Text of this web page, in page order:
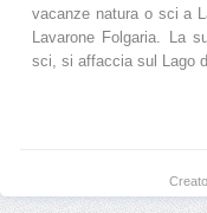
vacanze natura o sci a
Lavarone Folgaria. La
sci, si affaccia sul Lago